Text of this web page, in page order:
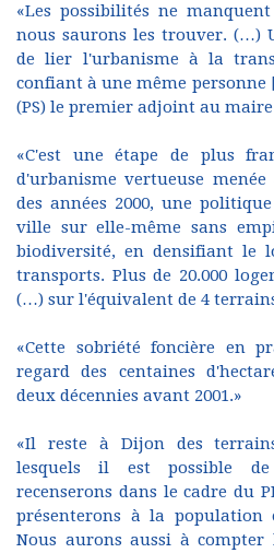
«Les possibilités ne
nous saurons les trouver. (…)
de lier l'urbanisme à la
confiant à une même personne
(PS) le premier adjoint au
«C'est une étape de plus
d'urbanisme vertueuse
des années 2000, une
ville sur elle-même sans
biodiversité, en densifiant le
transports. Plus de 20.000
(…) sur l'équivalent de 4
«Cette sobriété foncière en
regard des centaines
deux décennies avant 2001.»
«Il reste à Dijon des
lesquels il est possible
recenserons dans le cadre du
présenterons à la
Nous aurons aussi à